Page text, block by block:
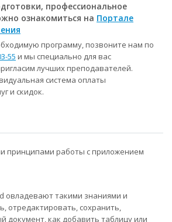
профессиональное
ознакомиться на Портале
программу, позвоните нам по
55 и мы специально для вас
лучших преподавателей.
система оплаты
и скидок.
принципами работы с приложением
овладевают такими знаниями и
отредактировать, сохранить,
документ, как добавить таблицу или